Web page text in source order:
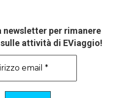
newsletter per rimanere
attività di EViaggio!